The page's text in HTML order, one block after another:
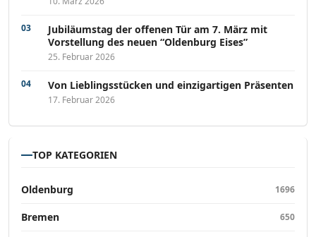
Jubiläumstag der offenen Tür am 7. März mit
Vorstellung des neuen “Oldenburg Eises”
25. Februar 2026
Von Lieblingsstücken und einzigartigen Präsenten
17. Februar 2026
TOP KATEGORIEN
Oldenburg 1696
Bremen 650